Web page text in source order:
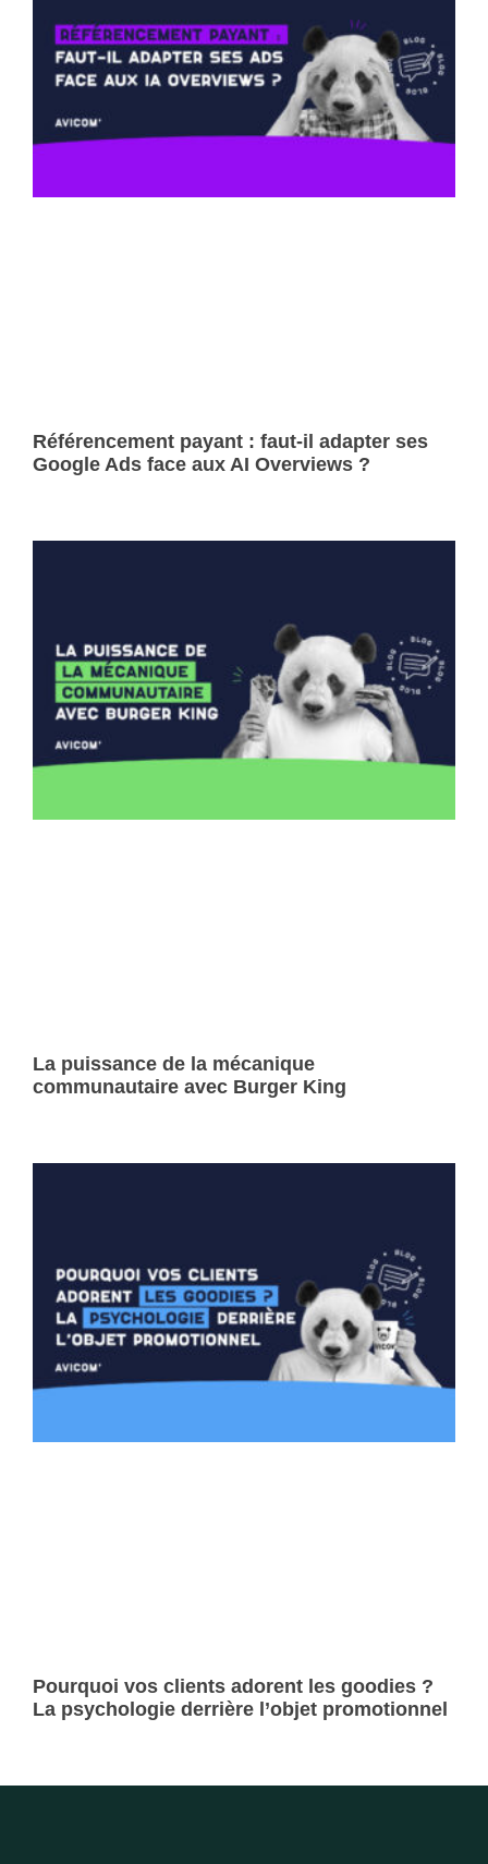
Référencement payant : faut-il adapter ses
Google Ads face aux AI Overviews ?
La puissance de la mécanique
communautaire avec Burger King
Pourquoi vos clients adorent les goodies ?
La psychologie derrière l’objet promotionnel